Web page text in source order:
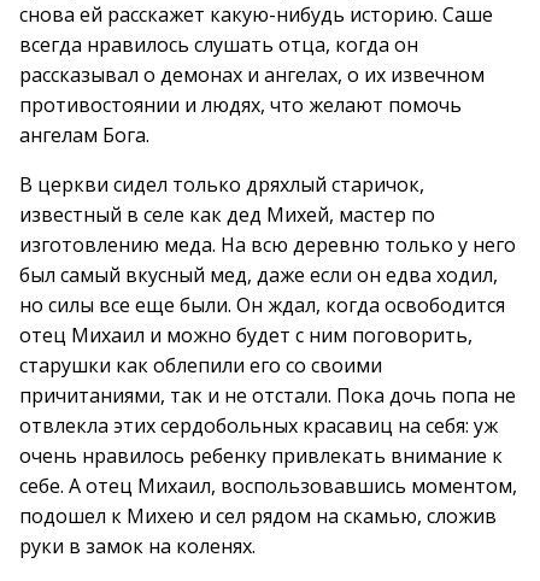
снова ей расскажет какую-нибудь историю. Саше
всегда нравилось слушать отца, когда он
рассказывал о демонах и ангелах, о их извечном
противостоянии и людях, что желают помочь
ангелам Бога.
В церкви сидел только дряхлый старичок,
известный в селе как дед Михей, мастер по
изготовлению меда. На всю деревню только у него
был самый вкусный мед, даже если он едва ходил,
но силы все еще были. Он ждал, когда освободится
отец Михаил и можно будет с ним поговорить,
старушки как облепили его со своими
причитаниями, так и не отстали. Пока дочь попа не
отвлекла этих сердобольных красавиц на себя: уж
очень нравилось ребенку привлекать внимание к
себе. А отец Михаил, воспользовавшись моментом,
подошел к Михею и сел рядом на скамью, сложив
руки в замок на коленях.